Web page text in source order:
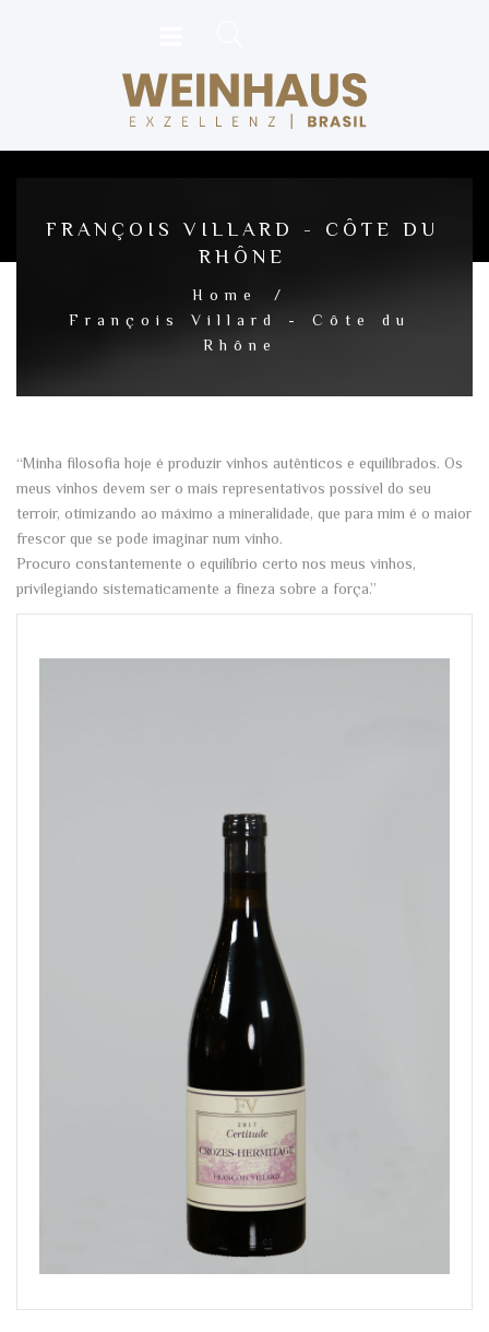
FRANÇOIS VILLARD - CÔTE DU
RHÔNE
Home
/
François Villard - Côte du
Rhône
“Minha filosofia hoje é produzir vinhos autênticos e equilibrados. Os
meus vinhos devem ser o mais representativos possível do seu
terroir, otimizando ao máximo a mineralidade, que para mim é o maior
frescor que se pode imaginar num vinho.
Procuro constantemente o equilíbrio certo nos meus vinhos,
privilegiando sistematicamente a fineza sobre a força.”